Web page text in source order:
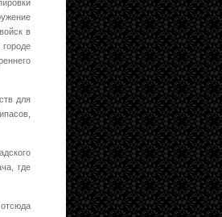
в
для
где